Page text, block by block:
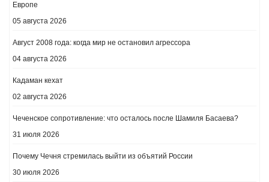
Европе
05 августа 2026
Август 2008 года: когда мир не остановил агрессора
04 августа 2026
Кадаман кехат
02 августа 2026
Чеченское сопротивление: что осталось после Шамиля Басаева?
31 июля 2026
Почему Чечня стремилась выйти из объятий России
30 июля 2026